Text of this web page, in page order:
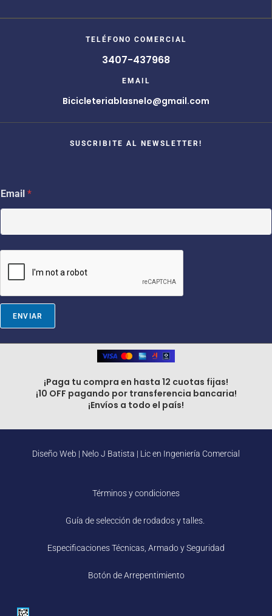
TELÉFONO COMERCIAL
3407-437968
EMAIL
Bicicleteriablasnelo@gmail.com
SUSCRIBITE AL NEWSLETTER!
E
m
i
E
m
l
Email *
ENVIAR
¡Paga tu compra en hasta 12 cuotas fijas!
¡10 OFF pagando por transferencia bancaria!
¡Envíos a todo el país!
Diseño Web | Nelo J Batista | Lic en Ingeniería Comercial
Términos y condiciones
Guía de selección de rodados y talles.
Especificaciones Técnicas, Armado y Seguridad
Botón de Arrepentimiento